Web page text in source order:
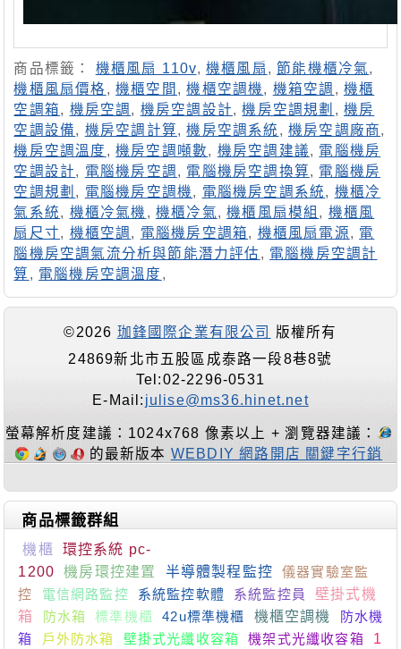
商品標籤： 機櫃風扇 110v, 機櫃風扇 ,節能機櫃冷氣,
機櫃風扇價格 ,機櫃空間 ,機櫃空調機, 機箱空調 , 機櫃
空調箱, 機房空調 , 機房空調設計,機房空調規劃 , 機房
空調設備, 機房空調計算,機房空調系統 , 機房空調廠商,
機房空調溫度 ,機房空調噸數, 機房空調建議, 電腦機房
空調設計, 電腦機房空調 , 電腦機房空調換算, 電腦機房
空調規劃 , 電腦機房空調機, 電腦機房空調系統, 機櫃冷
氣系統, 機櫃冷氣機 , 機櫃冷氣,機櫃風扇模組 , 機櫃風
扇尺寸, 機櫃空調 , 電腦機房空調箱, 機櫃風扇電源, 電
腦機房空調氣流分析與節能潛力評估 , 電腦機房空調計
算 , 電腦機房空調溫度 ,
©2026 珈鋒國際企業有限公司
版權所有
24869新北市五股區成泰路一段8巷8號
Tel:02-2296-0531
E-Mail: julise@ms36.hinet.net
螢幕解析度建議：1024x768 像素以上 + 瀏覽器建議：
的最新版本 WEBDIY 網路開店 關鍵字行銷
商品標籤群組
機櫃
環控系統 pc-
1200
機房環控建置 半導體製程監控
儀器實驗室監
控
電信網路監控 系統監控軟體 系統監控員
壁掛式機
箱
防水箱 標準機櫃 42u標準機櫃 機櫃空調機
防水機
箱
戶外防水箱 壁掛式光纖收容箱 機架式光纖收容箱 1